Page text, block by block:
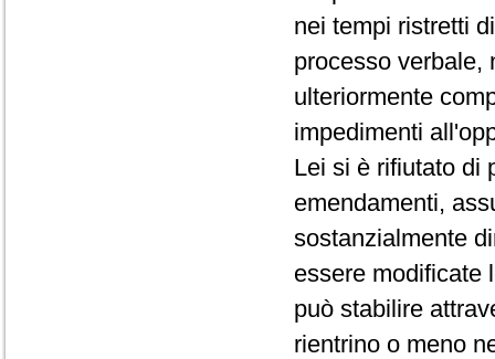
nei tempi ristretti
processo verbale,
ulteriormente
impedimenti
Lei si è rifiutato di
emendamenti,
sostanzialmente
essere modificate
può stabilire
rientrino o meno